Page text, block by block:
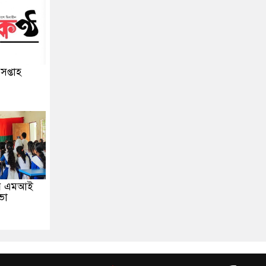
এমআই